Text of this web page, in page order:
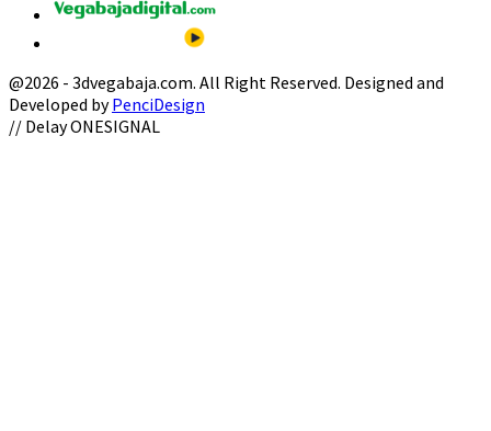
@2026 - 3dvegabaja.com. All Right Reserved. Designed and
Developed byPenciDesign
Facebook
Twitter
Instagram
Youtube
Email
// Delay ONESIGNAL